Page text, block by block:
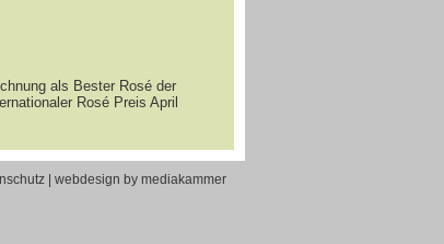
webdesign by mediakammer